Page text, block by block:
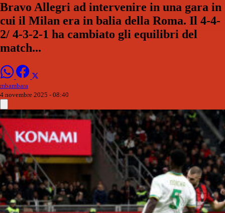
Bravo Allegri ad intervenire in una gara in
cui il Milan era in balia della Roma. Il 4-4-
2/ 4-3-2-1 ha cambiato gli equilibri del
match...
mbambara
4 novembre 2025 - 08:40